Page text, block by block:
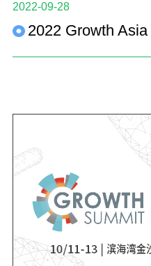
2022-09-28
2022 Growth